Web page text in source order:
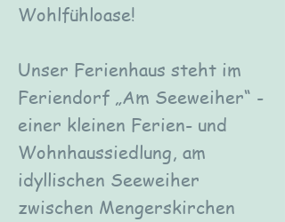
Wohlfühloase!
Unser Ferienhaus steht im
Feriendorf „Am Seeweiher“ -
einer kleinen Ferien- und
Wohnhaussiedlung, am
idyllischen Seeweiher
zwischen Mengerskirchen